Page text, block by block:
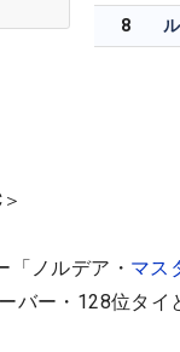
8
「ノルデア・ マス
バー・128位タイ